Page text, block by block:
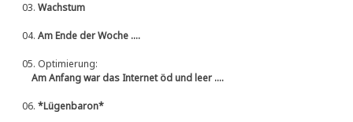
03.Wachstum
04.Am Ende der Woche ....
05. Optimierung:
Am Anfang war das Internet öd und leer ....
06.*Lügenbaron*